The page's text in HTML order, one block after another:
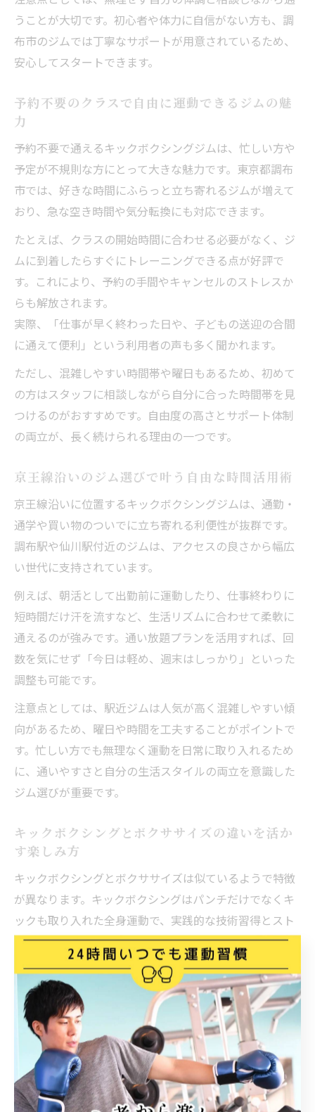
うことが大切です。初心者や体力に自信がない方も、調
布市のジムでは丁寧なサポートが用意されているため、
安心してスタートできます。
予約不要のクラスで自由に運動できるジムの魅
力
予約不要で通えるキックボクシングジムは、忙しい方や
予定が不規則な方にとって大きな魅力です。東京都調布
市では、好きな時間にふらっと立ち寄れるジムが増えて
おり、急な空き時間や気分転換にも対応できます。
たとえば、クラスの開始時間に合わせる必要がなく、ジ
ムに到着したらすぐにトレーニングできる点が好評で
す。これにより、予約の手間やキャンセルのストレスか
らも解放されます。
実際、「仕事が早く終わった日や、子どもの送迎の合間
に通えて便利」という利用者の声も多く聞かれます。
ただし、混雑しやすい時間帯や曜日もあるため、初めて
の方はスタッフに相談しながら自分に合った時間帯を見
つけるのがおすすめです。自由度の高さとサポート体制
の両立が、長く続けられる理由の一つです。
京王線沿いのジム選びで叶う自由な時間活用術
京王線沿いに位置するキックボクシングジムは、通勤・
通学や買い物のついでに立ち寄れる利便性が抜群です。
調布駅や仙川駅付近のジムは、アクセスの良さから幅広
い世代に支持されています。
例えば、朝活として出勤前に運動したり、仕事終わりに
短時間だけ汗を流すなど、生活リズムに合わせて柔軟に
通えるのが強みです。通い放題プランを活用すれば、回
数を気にせず「今日は軽め、週末はしっかり」といった
調整も可能です。
注意点としては、駅近ジムは人気が高く混雑しやすい傾
向があるため、曜日や時間を工夫することがポイントで
す。忙しい方でも無理なく運動を日常に取り入れるため
に、通いやすさと自分の生活スタイルの両立を意識した
ジム選びが重要です。
キックボクシングとボクササイズの違いを活か
す楽しみ方
キックボクシングとボクササイズは似ているようで特徴
が異なります。キックボクシングはパンチだけでなくキ
ックも取り入れた全身運動で、実践的な技術習得とスト
レス発散が魅力です。一方、ボクササイズは音楽やリズ
ムに合わせて体を動かすフィットネス要素が強く、初心
者や運動不足の方にも始めやすいのが特徴です。
調布市のジムでは、両方のクラスを選べる施設もあり、
「今日はしっかり汗をかきたい」「今日は軽めに楽しみ
たい」と目的や気分で使い分けることができます。キッ
クボクシングで基礎体力や体幹を鍛えつつ、ボクササイ
ズでリズム感や有酸素運動を楽しむという活用法もおす